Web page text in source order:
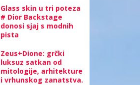
Glass skin u tri poteza
# Dior Backstage
donosi sjaj s modnih
pista
Zeus+Dione: grčki
luksuz satkan od
mitologije, arhitekture
i vrhunskog zanatstva.